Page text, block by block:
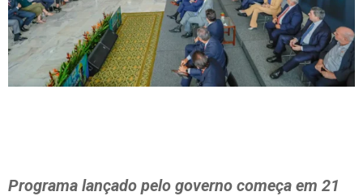
Programa lançado pelo governo começa em 21